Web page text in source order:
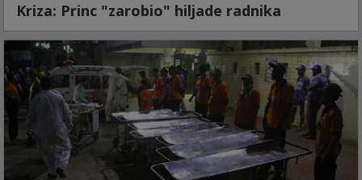
Kriza: Princ "zarobio" hiljade radnika